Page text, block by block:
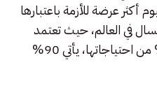
أكثر عرضة للأزمة باعتبارها
في العالم، حيث تعتمد
على الواردات لتغطية نحو 60% من احتياجاتها، يأتي 90%